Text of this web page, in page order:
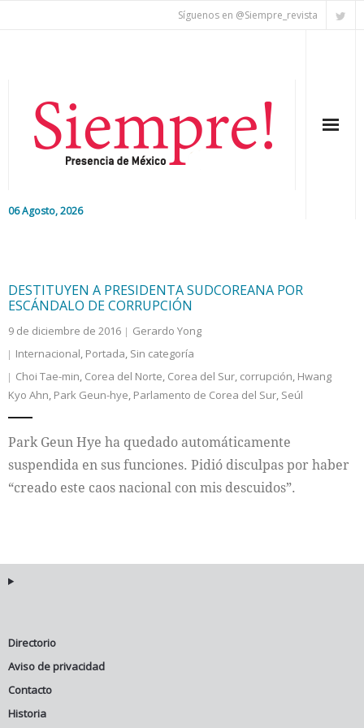
Síguenos en @Siempre_revista
06 Agosto, 2026
Colaboradores
Internacional
Cultura
DESTITUYEN A PRESIDENTA SUDCOREANA POR
ESCÁNDALO DE CORRUPCIÓN
9 de diciembre de 2016
Gerardo Yong
Internacional, Portada, Sin categoría
Choi Tae-min, Corea del Norte, Corea del Sur, corrupción, Hwang
Kyo Ahn, Park Geun-hye, Parlamento de Corea del Sur, Seúl
Park Geun Hye ha quedado automáticamente
suspendida en sus funciones. Pidió disculpas por haber
“creado este caos nacional con mis descuidos”.
Directorio
Aviso de privacidad
Contacto
Historia